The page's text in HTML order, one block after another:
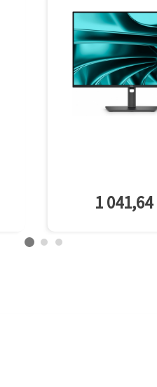
1 041,64